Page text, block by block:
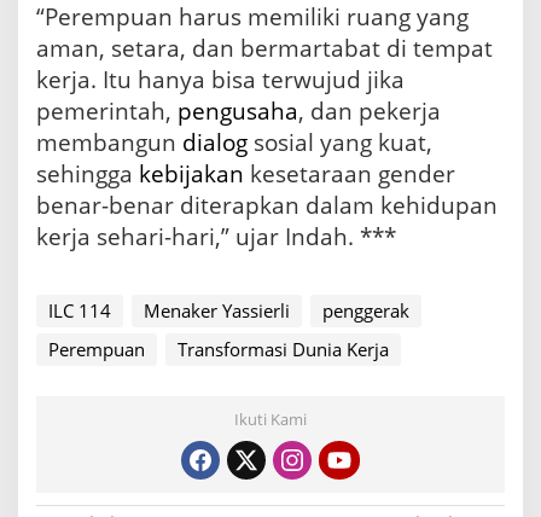
“Perempuan harus memiliki ruang yang
aman, setara, dan bermartabat di tempat
kerja. Itu hanya bisa terwujud jika
pemerintah, pengusaha, dan pekerja
membangun dialog sosial yang kuat,
sehingga kebijakan kesetaraan gender
benar-benar diterapkan dalam kehidupan
kerja sehari-hari,” ujar Indah. ***
ILC 114 Menaker Yassierli
penggerak
Perempuan
Transformasi Dunia Kerja
Ikuti Kami